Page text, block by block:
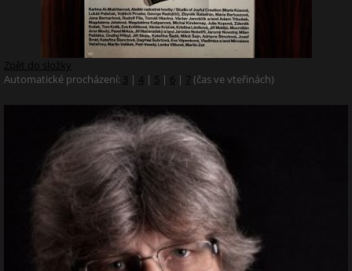
Zpět do složky
Automatické procházení: 3 | 4 | 5 | 6 | 7 (čas ve vteřinách)